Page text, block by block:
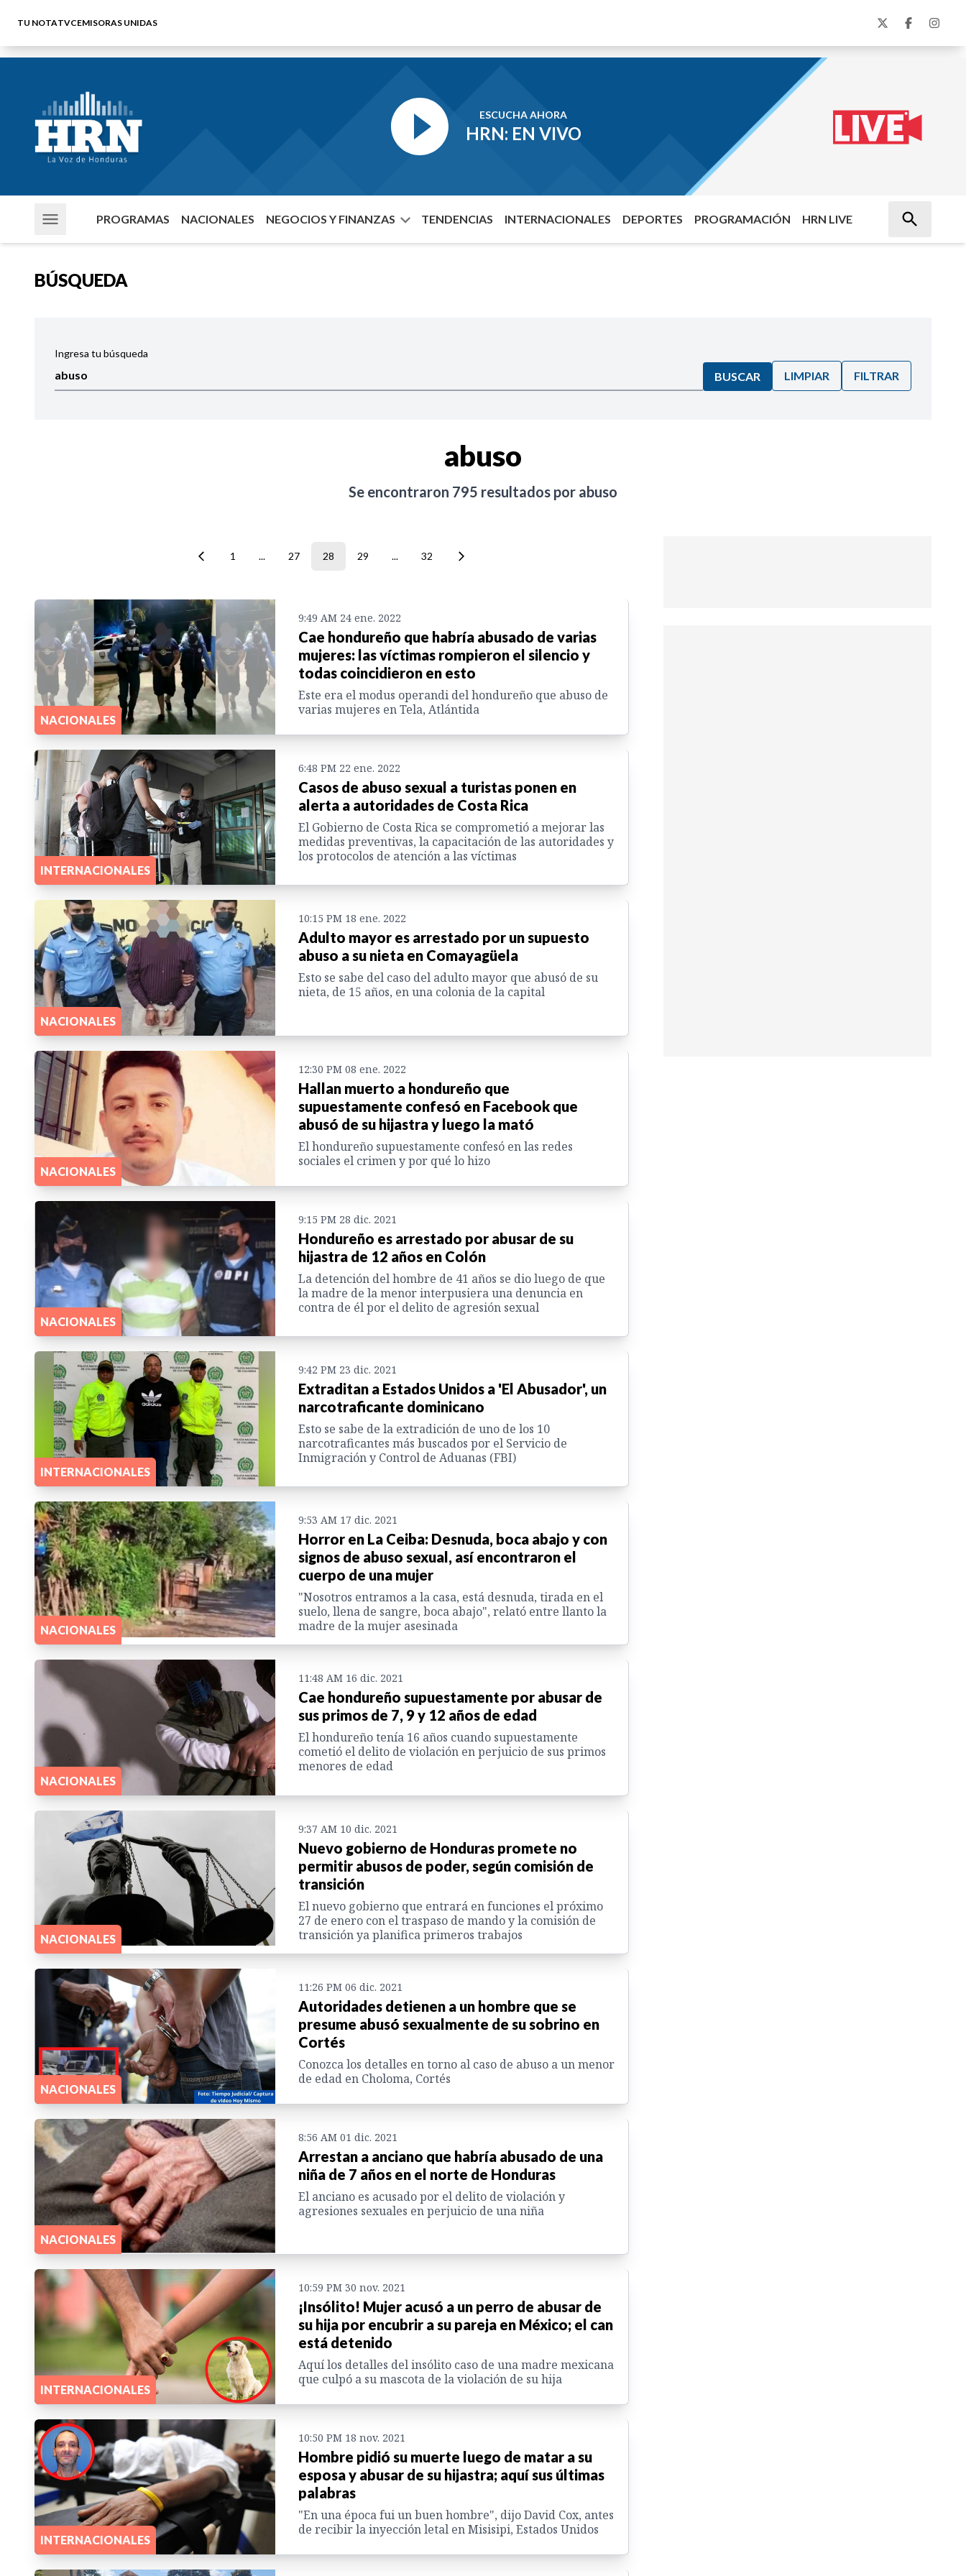
TU NOTATVCEMISORAS UNIDAS
ESCUCHA AHORA
HRN: EN VIVO
PROGRAMAS NACIONALES NEGOCIOS Y FINANZAS TENDENCIAS INTERNACIONALES DEPORTES PROGRAMACIÓN HRN LIVE
BÚSQUEDA
Ingresa tu búsqueda
BUSCAR LIMPIAR FILTRAR
abuso
Se encontraron 795 resultados por abuso
1 ... 27 28 29 ... 32
NACIONALES
9:49 AM 24 ene. 2022
Cae hondureño que habría abusado de varias
mujeres: las víctimas rompieron el silencio y
todas coincidieron en esto
Este era el modus operandi del hondureño que abuso de
varias mujeres en Tela, Atlántida
INTERNACIONALES
6:48 PM 22 ene. 2022
Casos de abuso sexual a turistas ponen en
alerta a autoridades de Costa Rica
El Gobierno de Costa Rica se comprometió a mejorar las
medidas preventivas, la capacitación de las autoridades y
los protocolos de atención a las víctimas
NACIONALES
10:15 PM 18 ene. 2022
Adulto mayor es arrestado por un supuesto
abuso a su nieta en Comayagüela
Esto se sabe del caso del adulto mayor que abusó de su
nieta, de 15 años, en una colonia de la capital
NACIONALES
12:30 PM 08 ene. 2022
Hallan muerto a hondureño que
supuestamente confesó en Facebook que
abusó de su hijastra y luego la mató
El hondureño supuestamente confesó en las redes
sociales el crimen y por qué lo hizo
NACIONALES
9:15 PM 28 dic. 2021
Hondureño es arrestado por abusar de su
hijastra de 12 años en Colón
La detención del hombre de 41 años se dio luego de que
la madre de la menor interpusiera una denuncia en
contra de él por el delito de agresión sexual
INTERNACIONALES
9:42 PM 23 dic. 2021
Extraditan a Estados Unidos a 'El Abusador', un
narcotraficante dominicano
Esto se sabe de la extradición de uno de los 10
narcotraficantes más buscados por el Servicio de
Inmigración y Control de Aduanas (FBI)
NACIONALES
9:53 AM 17 dic. 2021
Horror en La Ceiba: Desnuda, boca abajo y con
signos de abuso sexual, así encontraron el
cuerpo de una mujer
"Nosotros entramos a la casa, está desnuda, tirada en el
suelo, llena de sangre, boca abajo", relató entre llanto la
madre de la mujer asesinada
NACIONALES
11:48 AM 16 dic. 2021
Cae hondureño supuestamente por abusar de
sus primos de 7, 9 y 12 años de edad
El hondureño tenía 16 años cuando supuestamente
cometió el delito de violación en perjuicio de sus primos
menores de edad
NACIONALES
9:37 AM 10 dic. 2021
Nuevo gobierno de Honduras promete no
permitir abusos de poder, según comisión de
transición
El nuevo gobierno que entrará en funciones el próximo
27 de enero con el traspaso de mando y la comisión de
transición ya planifica primeros trabajos
NACIONALES
11:26 PM 06 dic. 2021
Autoridades detienen a un hombre que se
presume abusó sexualmente de su sobrino en
Cortés
Conozca los detalles en torno al caso de abuso a un menor
de edad en Choloma, Cortés
NACIONALES
8:56 AM 01 dic. 2021
Arrestan a anciano que habría abusado de una
niña de 7 años en el norte de Honduras
El anciano es acusado por el delito de violación y
agresiones sexuales en perjuicio de una niña
INTERNACIONALES
10:59 PM 30 nov. 2021
¡Insólito! Mujer acusó a un perro de abusar de
su hija por encubrir a su pareja en México; el can
está detenido
Aquí los detalles del insólito caso de una madre mexicana
que culpó a su mascota de la violación de su hija
INTERNACIONALES
10:50 PM 18 nov. 2021
Hombre pidió su muerte luego de matar a su
esposa y abusar de su hijastra; aquí sus últimas
palabras
"En una época fui un buen hombre", dijo David Cox, antes
de recibir la inyección letal en Misisipi, Estados Unidos